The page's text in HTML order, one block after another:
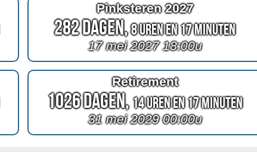
Pinksteren 2027
282 Dagen,8 Uren en 17 Minuten
17 mei 2027 18:00u
Retirement
1026 Dagen,14 Uren en 17 Minuten
31 mei 2029 00:00u